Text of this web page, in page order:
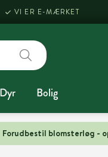
Forudbestil blomsterløg -
VI ER E-MÆRKET
Dyr Bolig